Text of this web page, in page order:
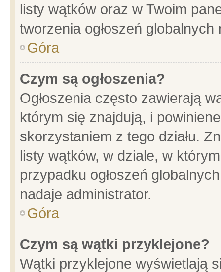
listy wątków oraz w Twoim
tworzenia ogłoszeń
Góra
Czym są ogłoszenia?
Ogłoszenia często zawierają
którym się znajdują, i
skorzystaniem z tego działu.
listy wątków, w dziale, w
przypadku ogłoszeń
nadaje administrator.
Góra
Czym są wątki przyklejone?
Wątki przyklejone wyświetlają